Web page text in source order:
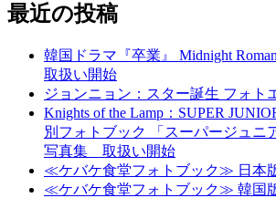
最近の投稿
韓国ドラマ『卒業』 Midnight
取扱い開始
ジョンニョン：スター誕生 フォト
Knights of the Lamp：SUPER
別フォトブック 「スーパージュニ
写真集 取扱い開始
≪ケバケ食堂フォトブック≫ 日本
≪ケバケ食堂フォトブック≫ 韓国